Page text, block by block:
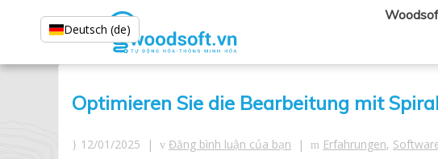
Optimieren Sie die Bearbeitung mit
12/01/2025 | Đăng bình luận của bạn | Erfahrungen,
Deutsch (de)